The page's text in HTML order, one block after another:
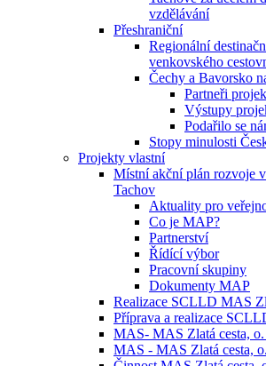
vzdělávání
Přeshraniční
Regionální
venkovského
Čechy a Bavorsko
Partneři
Výstupy
Podařilo se
Stopy minulosti
Projekty vlastní
Místní akční plán rozvoje
Tachov
Aktuality pro
Co je MAP?
Partnerství
Řídící výbor
Pracovní skupiny
Dokumenty MAP
Realizace SCLLD MAS
Příprava a realizace
MAS- MAS Zlatá cesta, o.
MAS - MAS Zlatá cesta,